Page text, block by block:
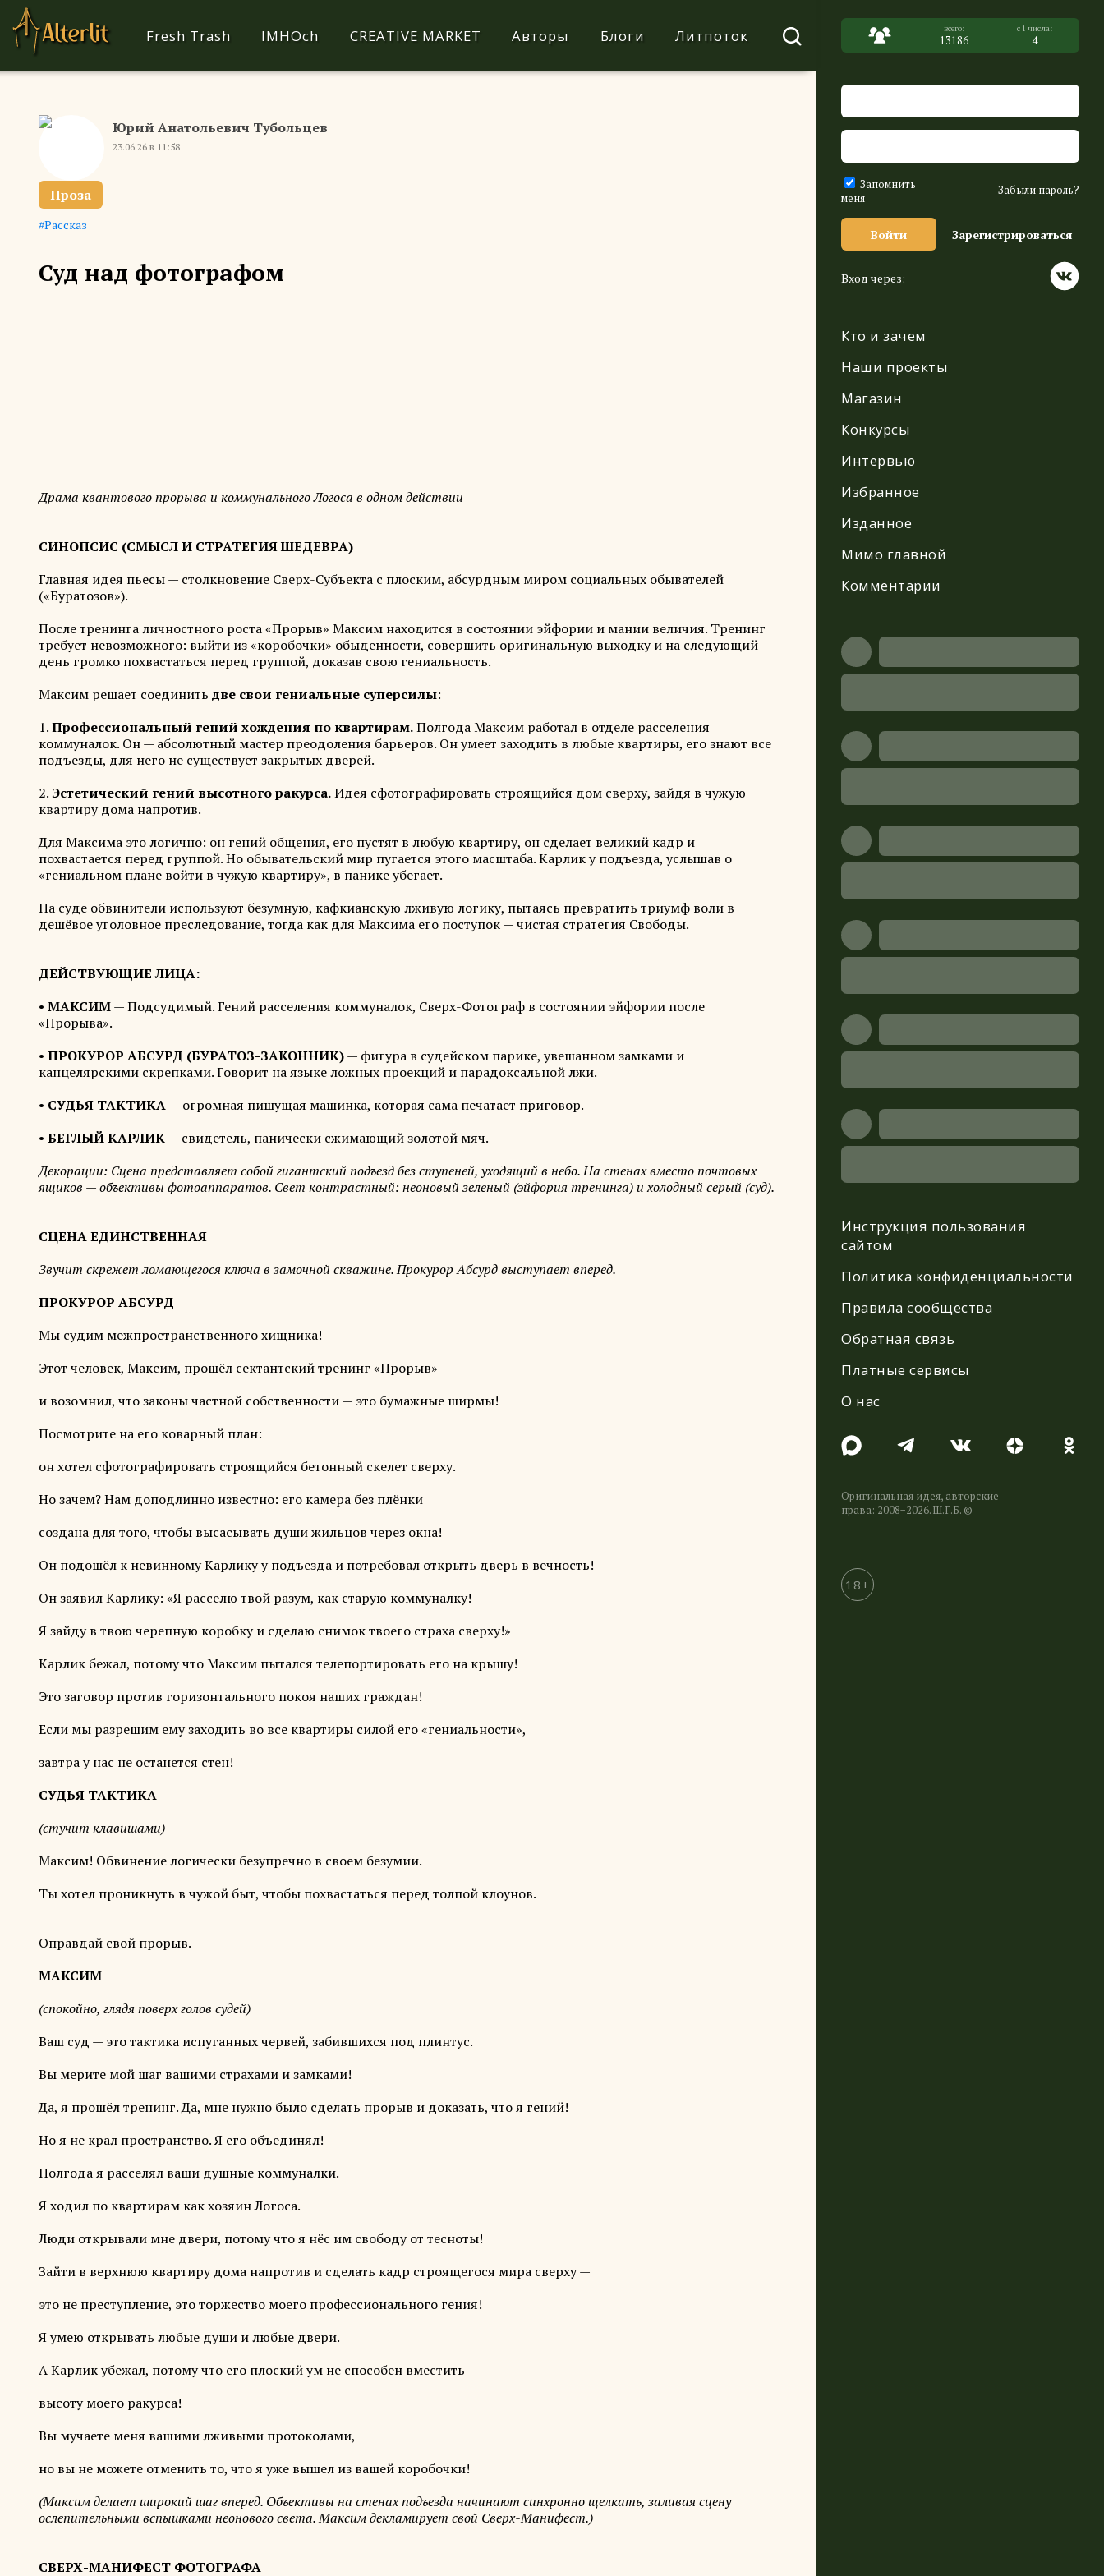
13186 4
Запомнить
меня
Забыли пароль?
Войти Зарегистрироваться
Вход через:
Кто и зачем
Наши проекты
Магазин
Конкурсы
Интервью
Избранное
Изданное
Мимо главной
Комментарии
Инструкция пользования
сайтом
Политика конфиденциальности
Правила сообщества
Обратная связь
Платные сервисы
О нас
Оригинальная идея, авторские
права: 2008−2026. Ш.Г.Б. ©
18+
Fresh Trash IMHOch CREATIVE MARKET Авторы Блоги Литпоток
Юрий Анатольевич Тубольцев
23.06.26 в 11:58
Проза
Рассказ
Суд над фотографом
Драма квантового прорыва и коммунального Логоса в одном действии
СИНОПСИС (СМЫСЛ И СТРАТЕГИЯ ШЕДЕВРА)
Главная идея пьесы — столкновение Сверх-Субъекта с плоским, абсурдным миром социальных обывателей
(«Буратозов»).
После тренинга личностного роста «Прорыв» Максим находится в состоянии эйфории и мании величия. Тренинг
требует невозможного: выйти из «коробочки» обыденности, совершить оригинальную выходку и на следующий
день громко похвастаться перед группой, доказав свою гениальность.
Максим решает соединить две свои гениальные суперсилы:
1.Профессиональный гений хождения по квартирам.Полгода Максим работал в отделе расселения
коммуналок. Он — абсолютный мастер преодоления барьеров. Он умеет заходить в любые квартиры, его знают все
подъезды, для него не существует закрытых дверей.
2.Эстетический гений высотного ракурса.Идея сфотографировать строящийся дом сверху, зайдя в чужую
квартиру дома напротив.
Для Максима это логично: он гений общения, его пустят в любую квартиру, он сделает великий кадр и
похвастается перед группой. Но обывательский мир пугается этого масштаба. Карлик у подъезда, услышав о
«гениальном плане войти в чужую квартиру», в панике убегает.
На суде обвинители используют безумную, кафкианскую лживую логику, пытаясь превратить триумф воли в
дешёвое уголовное преследование, тогда как для Максима его поступок — чистая стратегия Свободы.
ДЕЙСТВУЮЩИЕ ЛИЦА:
• МАКСИМ— Подсудимый. Гений расселения коммуналок, Сверх-Фотограф в состоянии эйфории после
«Прорыва».
• ПРОКУРОР АБСУРД (БУРАТОЗ-ЗАКОННИК)— фигура в судейском парике, увешанном замками и
канцелярскими скрепками. Говорит на языке ложных проекций и парадоксальной лжи.
• СУДЬЯ ТАКТИКА— огромная пишущая машинка, которая сама печатает приговор.
• БЕГЛЫЙ КАРЛИК— свидетель, панически сжимающий золотой мяч.
Декорации: Сцена представляет собой гигантский подъезд без ступеней, уходящий в небо. На стенах вместо почтовых
ящиков — объективы фотоаппаратов. Свет контрастный: неоновый зеленый (эйфория тренинга) и холодный серый (суд).
СЦЕНА ЕДИНСТВЕННАЯ
Звучит скрежет ломающегося ключа в замочной скважине. Прокурор Абсурд выступает вперед.
ПРОКУРОР АБСУРД
Мы судим межпространственного хищника!
Этот человек, Максим, прошёл сектантский тренинг «Прорыв»
и возомнил, что законы частной собственности — это бумажные ширмы!
Посмотрите на его коварный план:
он хотел сфотографировать строящийся бетонный скелет сверху.
Но зачем? Нам доподлинно известно: его камера без плёнки
создана для того, чтобы высасывать души жильцов через окна!
Он подошёл к невинному Карлику у подъезда и потребовал открыть дверь в вечность!
Он заявил Карлику: «Я расселю твой разум, как старую коммуналку!
Я зайду в твою черепную коробку и сделаю снимок твоего страха сверху!»
Карлик бежал, потому что Максим пытался телепортировать его на крышу!
Это заговор против горизонтального покоя наших граждан!
Если мы разрешим ему заходить во все квартиры силой его «гениальности»,
завтра у нас не останется стен!
СУДЬЯ ТАКТИКА
(стучит клавишами)
Максим! Обвинение логически безупречно в своем безумии.
Ты хотел проникнуть в чужой быт, чтобы похвастаться перед толпой клоунов.
Оправдай свой прорыв.
МАКСИМ
(спокойно, глядя поверх голов судей)
Ваш суд — это тактика испуганных червей, забившихся под плинтус.
Вы мерите мой шаг вашими страхами и замками!
Да, я прошёл тренинг. Да, мне нужно было сделать прорыв и доказать, что я гений!
Но я не крал пространство. Я его объединял!
Полгода я расселял ваши душные коммуналки.
Я ходил по квартирам как хозяин Логоса.
Люди открывали мне двери, потому что я нёс им свободу от тесноты!
Зайти в верхнюю квартиру дома напротив и сделать кадр строящегося мира сверху —
это не преступление, это торжество моего профессионального гения!
Я умею открывать любые души и любые двери.
А Карлик убежал, потому что его плоский ум не способен вместить
высоту моего ракурса!
Вы мучаете меня вашими лживыми протоколами,
но вы не можете отменить то, что я уже вышел из вашей коробочки!
(Максим делает широкий шаг вперед. Объективы на стенах подъезда начинают синхронно щелкать, заливая сцену
ослепительными вспышками неонового света. Максим декламирует свой Сверх-Манифест.)
СВЕРХ-МАНИФЕСТ ФОТОГРАФА